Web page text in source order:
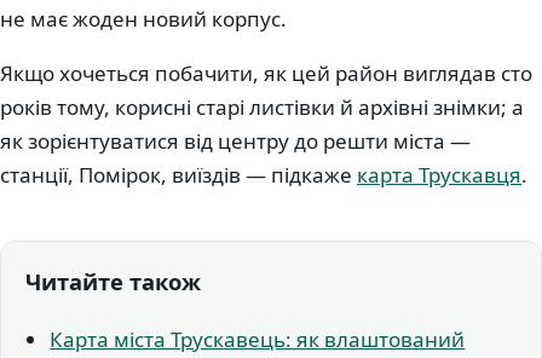
не має жоден новий корпус.
Якщо хочеться побачити, як цей район виглядав сто
років тому, корисні старі листівки й архівні знімки; а
як зорієнтуватися від центру до решти міста —
станції, Помірок, виїздів — підкаже карта Трускавця.
Читайте також
Карта міста Трускавець: як влаштований